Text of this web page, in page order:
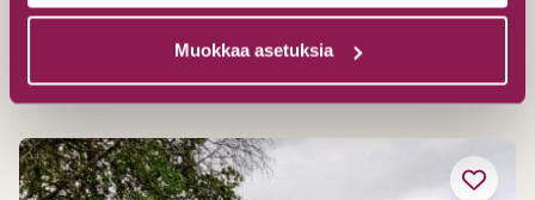
Muokkaa asetuksia